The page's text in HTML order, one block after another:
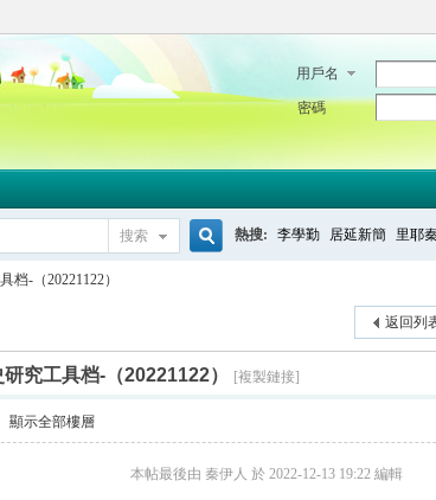
用戶名
密碼
搜索
索
熱搜: 李學勤 居延新簡 里耶
档-（20221122）
返回列
研究工具档-（20221122） [複製鏈接]
顯示全部樓層
本帖最後由 秦伊人 於 2022-12-13 19:22 編輯